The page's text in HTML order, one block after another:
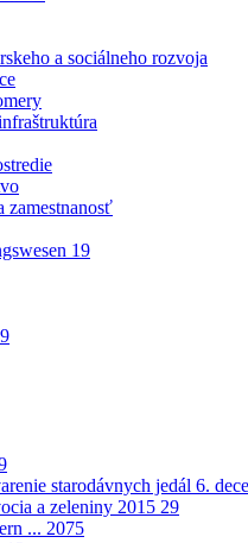
a sociálneho rozvoja
zamestnanosť
19
starodávnych jedál 6.
a zeleniny 2015 29
... 2075